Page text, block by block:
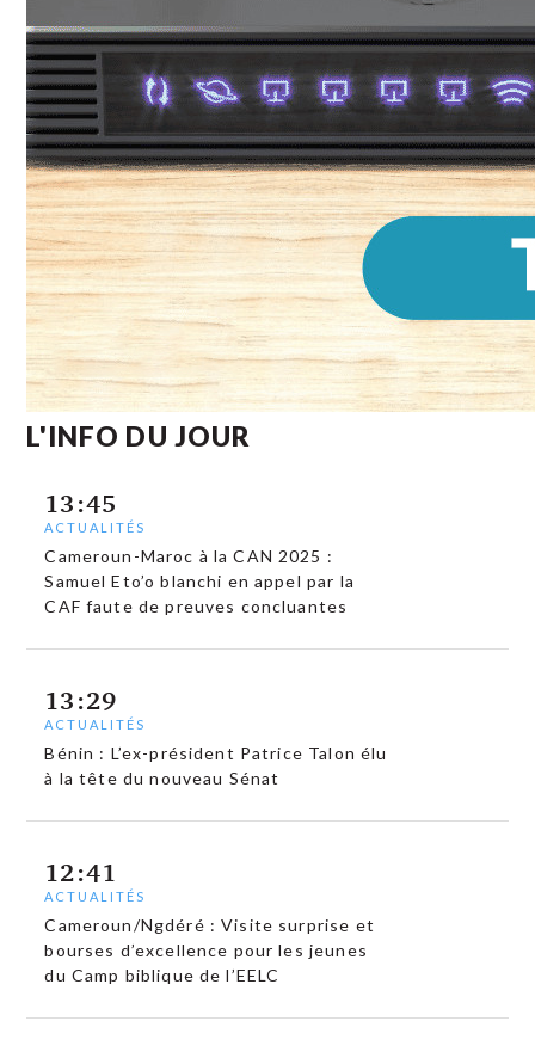
L'INFO DU JOUR
13:45
ACTUALITÉS
Cameroun-Maroc à la CAN 2025 :
Samuel Eto’o blanchi en appel par la
CAF faute de preuves concluantes
13:29
ACTUALITÉS
Bénin : L’ex-président Patrice Talon élu
à la tête du nouveau Sénat
12:41
ACTUALITÉS
Cameroun/Ngdéré : Visite surprise et
bourses d’excellence pour les jeunes
du Camp biblique de l’EELC